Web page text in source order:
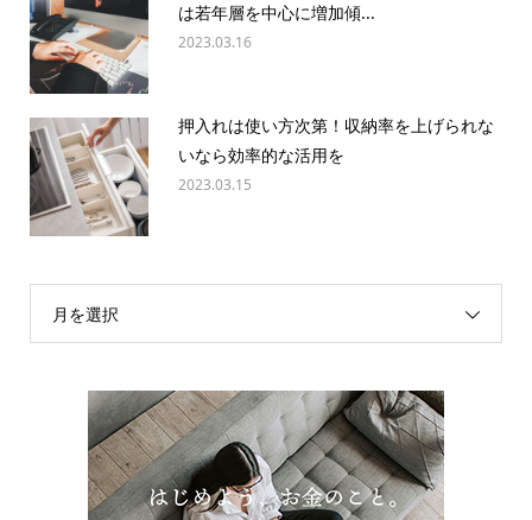
は若年層を中心に増加傾...
2023.03.16
押入れは使い方次第！収納率を上げられな
いなら効率的な活用を
2023.03.15
月を選択